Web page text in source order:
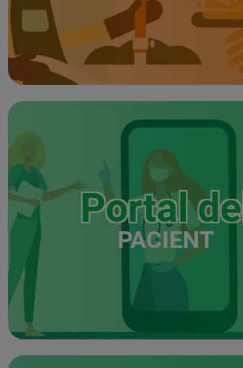
Portal del
PACIENT